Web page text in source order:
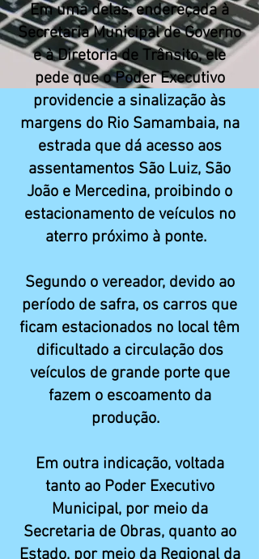
Em uma delas, endereçada à
Secretaria Municipal de Governo
e à Diretoria de Trânsito, ele
pede que o Poder Executivo
providencie a sinalização às
margens do Rio Samambaia, na
estrada que dá acesso aos
assentamentos São Luiz, São
João e Mercedina, proibindo o
estacionamento de veículos no
aterro próximo à ponte.
Segundo o vereador, devido ao
período de safra, os carros que
ficam estacionados no local têm
dificultado a circulação dos
veículos de grande porte que
fazem o escoamento da
produção.
Em outra indicação, voltada
tanto ao Poder Executivo
Municipal, por meio da
Secretaria de Obras, quanto ao
Estado, por meio da Regional da